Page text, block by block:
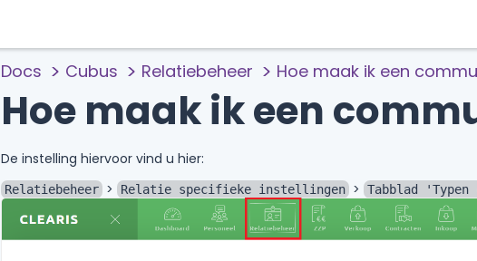
Docs Cubus Relatiebeheer Hoe maak ik een
Hoe maak ik een
De instelling hiervoor vind u hier:
Relatiebeheer > Relatie specifieke instellingen > Tabblad 'Typen